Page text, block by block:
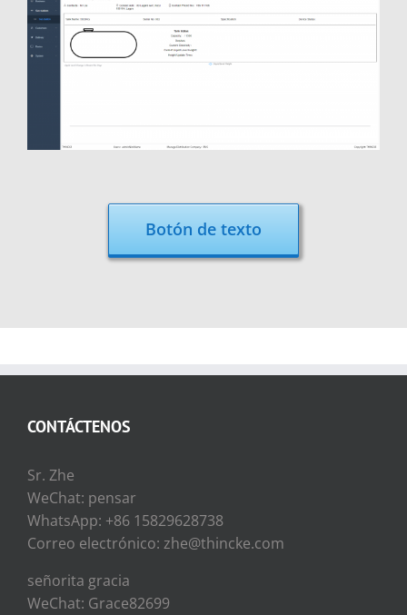
Botón de texto
CONTÁCTENOS
Sr. Zhe
WeChat: pensar
WhatsApp: +86 15829628738
Correo electrónico: zhe@thincke.com
señorita gracia
WeChat: Grace82699